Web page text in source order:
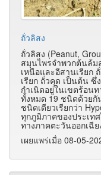
ถั่วลิสง
ถั่วลิสง (Peanut,
สมุนไพรจำพวกต้นล้ม
เหนือและอีสานเรียก
เรียก ถั่วคุด เป็นต้น
กำเนิดอยู่ในเขตร้อน
ทั้งหมด 19 ชนิดด้วยกั
ชนิดเดียวเรียกว่า
ทุกภูมิภาคของประเท
ทางภาคตะวันออกเฉี
เผยแพร่เมื่อ 08-05-